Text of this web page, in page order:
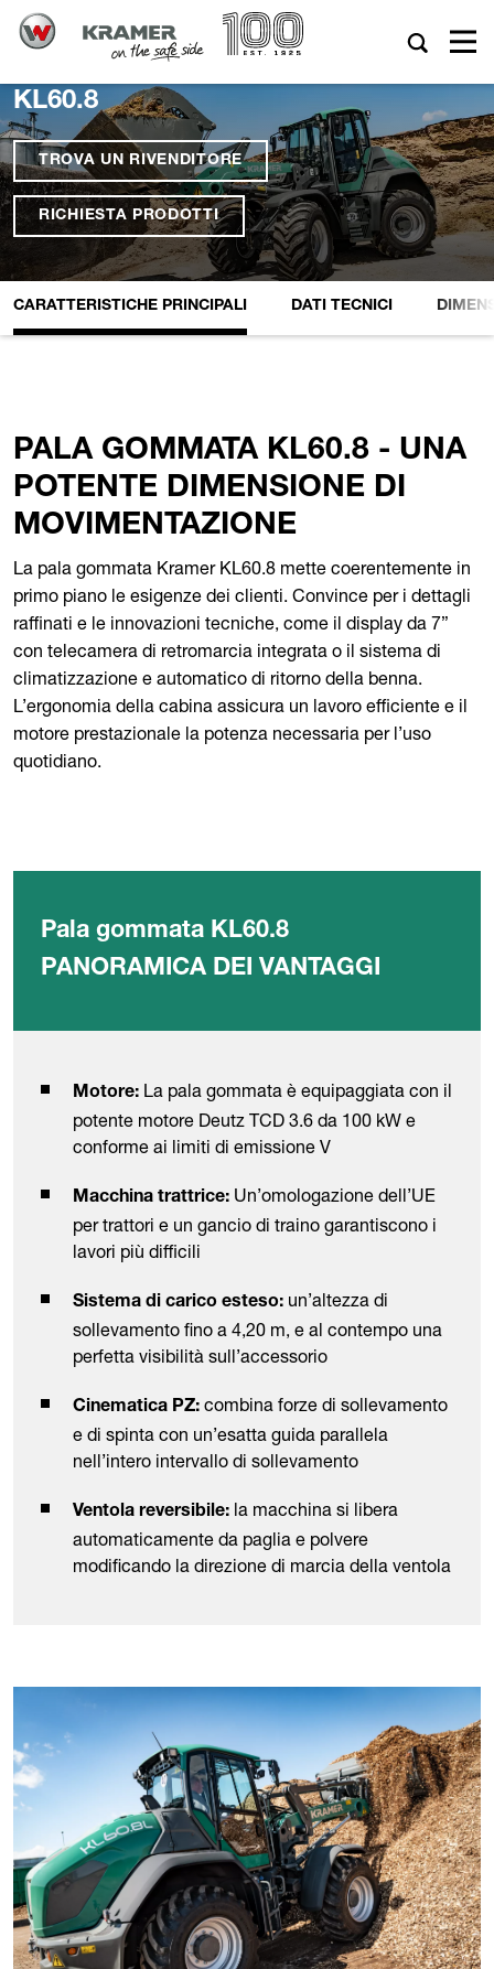
KL60.8
TROVA UN RIVENDITORE
RICHIESTA PRODOTTI
CARATTERISTICHE PRINCIPALI DATI TECNICI
PALA GOMMATA KL60.8 - UNA
POTENTE DIMENSIONE DI
MOVIMENTAZIONE
La pala gommata Kramer KL60.8 mette coerentemente in
primo piano le esigenze dei clienti. Convince per i dettagli
raffinati e le innovazioni tecniche, come il display da 7”
con telecamera di retromarcia integrata o il sistema di
climatizzazione e automatico di ritorno della benna.
L’ergonomia della cabina assicura un lavoro efficiente e il
motore prestazionale la potenza necessaria per l’uso
quotidiano.
Pala gommata KL60.8
PANORAMICA DEI VANTAGGI
Motore: La pala gommata è equipaggiata con il
potente motore Deutz TCD 3.6 da 100 kW e
conforme ai limiti di emissione V
Macchina trattrice: Un’omologazione dell’UE
per trattori e un gancio di traino garantiscono i
lavori più difficili
Sistema di carico esteso: un’altezza di
sollevamento fino a 4,20 m, e al contempo una
perfetta visibilità sull’accessorio
Cinematica PZ: combina forze di sollevamento
e di spinta con un’esatta guida parallela
nell’intero intervallo di sollevamento
Ventola reversibile: la macchina si libera
automaticamente da paglia e polvere
modificando la direzione di marcia della ventola